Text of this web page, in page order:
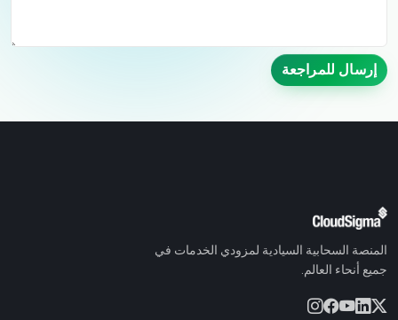
إرسال للمراجعة
المنصة السحابية السيادية لمزودي الخدمات في
جميع أنحاء العالم.